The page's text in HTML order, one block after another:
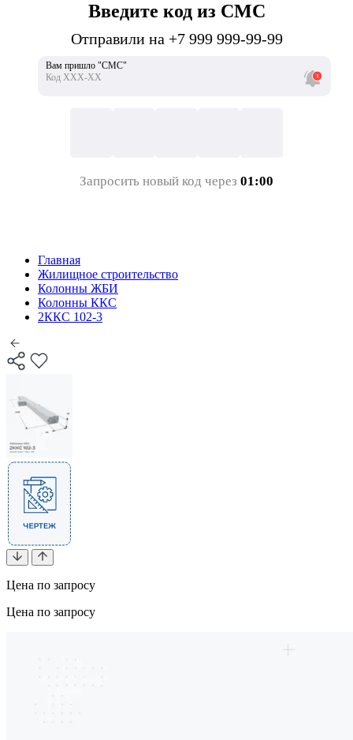
Введите код из СМС
Отправили на +7 999 999-99-99
Вам пришло "СМС"
Код ХХХ-ХХ
Запросить новый код через 01:00
Главная
Жилищное строительство
Колонны ЖБИ
Колонны ККС
2ККС 102-3
Цена по запросу
Цена по запросу